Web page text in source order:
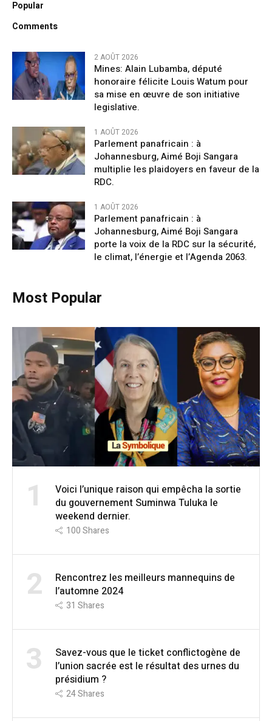
Popular
Comments
2 AOÛT 2026
Mines: Alain Lubamba, député
honoraire félicite Louis Watum pour
sa mise en œuvre de son initiative
legislative.
1 AOÛT 2026
Parlement panafricain : à
Johannesburg, Aimé Boji Sangara
multiplie les plaidoyers en faveur de la
RDC.
1 AOÛT 2026
Parlement panafricain : à
Johannesburg, Aimé Boji Sangara
porte la voix de la RDC sur la sécurité,
le climat, l’énergie et l’Agenda 2063.
Most Popular
1
Voici l’unique raison qui empêcha la sortie
du gouvernement Suminwa Tuluka le
weekend dernier.
100Shares
2
Rencontrez les meilleurs mannequins de
l’automne 2024
31 Shares
3
Savez-vous que le ticket conflictogène de
l’union sacrée est le résultat des urnes du
présidium ?
24Shares